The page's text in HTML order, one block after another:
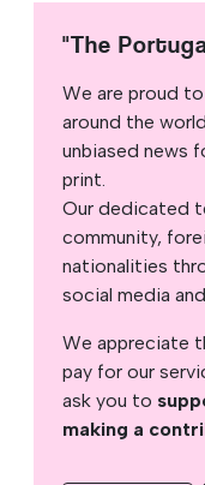
"The
We are proud
around the
unbiased news
print.
Our dedicated
community,
nationalities
social media
We appreciate
pay for our
ask you to
making a